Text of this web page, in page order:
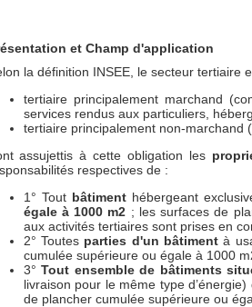
et Champ d'application
la définition INSEE, le secteur tertiaire
tertiaire principalement marchand
services rendus aux particuliers,
tertiaire principalement non-marchand
assujettis à cette obligation les
respectives de :
1° Tout bâtimenthébergeant
égale à 1000 m2 ; les surfaces de
aux activités tertiaires sont prises en
2° Toutes parties d'un bâtimentà
cumulée supérieure ou égale à 1000
3°Tout ensemble de bâtiments
livraison pour le même type
de plancher cumulée supérieure ou